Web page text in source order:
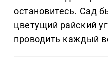
остановитесь. Сад
цветущий райский
проводить каждый